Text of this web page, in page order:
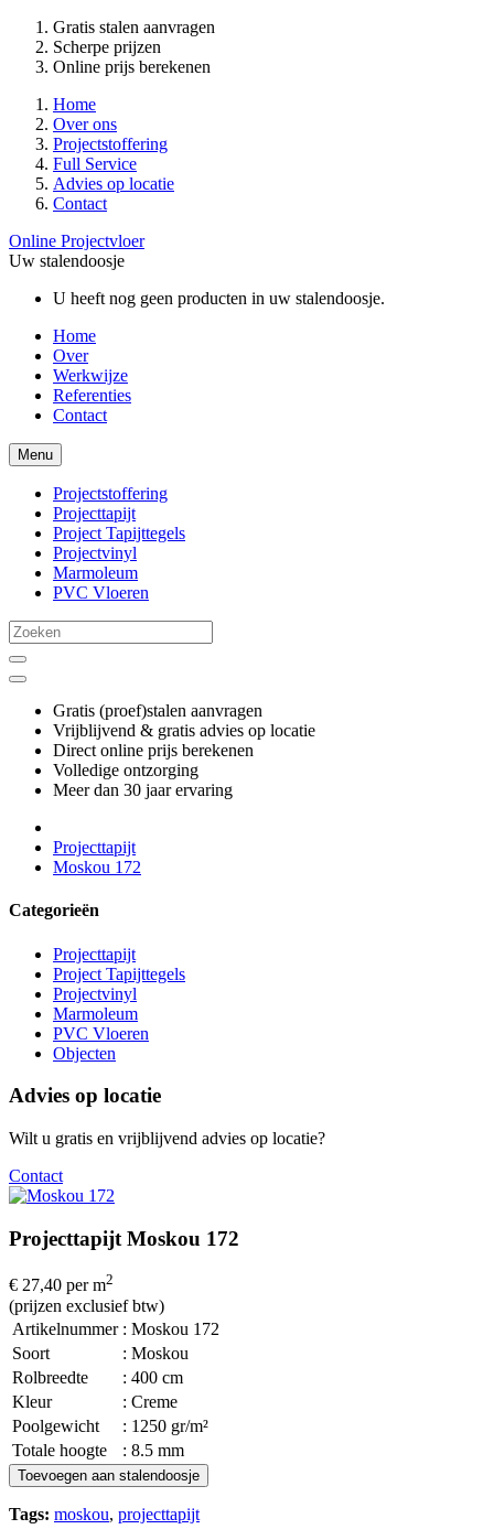
Gratis stalen aanvragen
Scherpe prijzen
Online prijs berekenen
Home
Over ons
Projectstoffering
Full Service
Advies op locatie
Contact
Online Projectvloer
Uw stalendoosje
U heeft nog geen producten in uw stalendoosje.
Home
Over
Werkwijze
Referenties
Contact
Menu
Projectstoffering
Projecttapijt
Project Tapijttegels
Projectvinyl
Marmoleum
PVC Vloeren
Gratis (proef)stalen aanvragen
Vrijblijvend & gratis advies op locatie
Direct online prijs berekenen
Volledige ontzorging
Meer dan 30 jaar ervaring
Projecttapijt
Moskou 172
Categorieën
Projecttapijt
Project Tapijttegels
Projectvinyl
Marmoleum
PVC Vloeren
Objecten
Advies op locatie
Wilt u gratis en vrijblijvend advies op locatie?
Contact
Projecttapijt Moskou 172
€ 27,40 per m2
(prijzen exclusief btw)
Artikelnummer : Moskou 172
Soort
: Moskou
Rolbreedte
: 400 cm
Kleur
: Creme
Poolgewicht
: 1250 gr/m²
Totale hoogte
: 8.5 mm
Toevoegen aan stalendoosje
Tags: moskou, projecttapijt